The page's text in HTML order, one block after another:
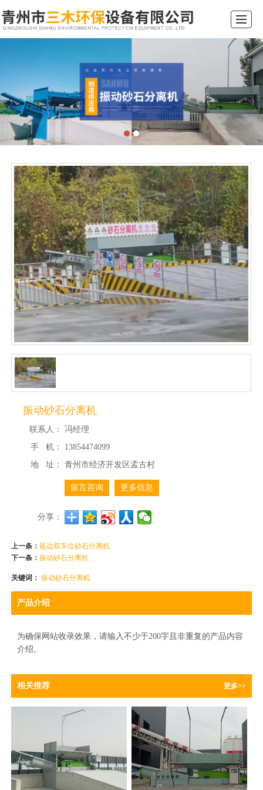
联系我们
振动砂石分离机
联系人：
冯经理
手 机：
13854474099
地 址：
青州市经济开发区孟古村
留言咨询 更多信息
分享：
上一条：延边双车位砂石分离机
下一条：振动砂石分离机
关键词：振动砂石分离机
产品介绍
为确保网站收录效果，请输入不少于200字且非重复的产品内容
介绍。
相关推荐 更多>>